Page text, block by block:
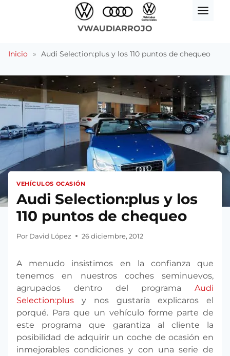
VWAUDIARROJO
Inicio » Audi Selection:plus y los 110 puntos de chequeo
VEHÍCULOS OCASIÓN
Audi Selection:plus y los
110 puntos de chequeo
Por David López 26 diciembre, 2012
A menudo insistimos en la confianza que
tenemos en nuestros coches seminuevos,
agrupados dentro del programa Audi
Selection:plus y nos gustaría explicaros el
porqué. Para que un vehículo forme parte de
este programa que garantiza al cliente la
posibilidad de adquirir un coche de ocasión en
inmejorables condiciones y con una serie de